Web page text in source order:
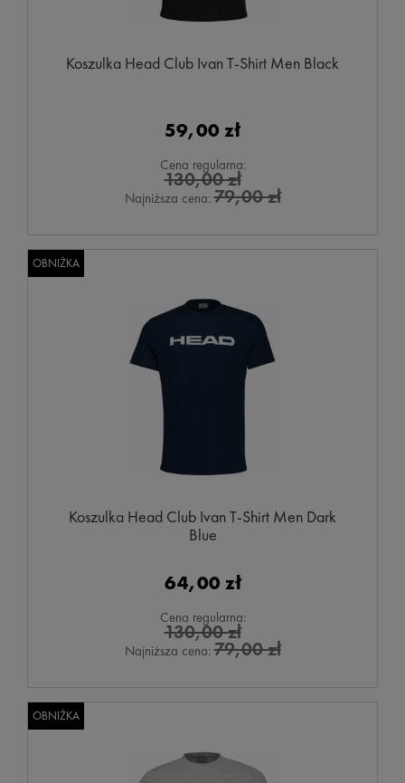
Koszulka Head Club Ivan T-Shirt Men Black
59,00 zł
Cena regularna:
130,00 zł
Najniższa cena:79,00 zł
Koszulka Head Club Ivan T-Shirt Men Dark
Blue
64,00 zł
Cena regularna:
130,00 zł
Najniższa cena:79,00 zł
OBNIŻKA
OBNIŻKA